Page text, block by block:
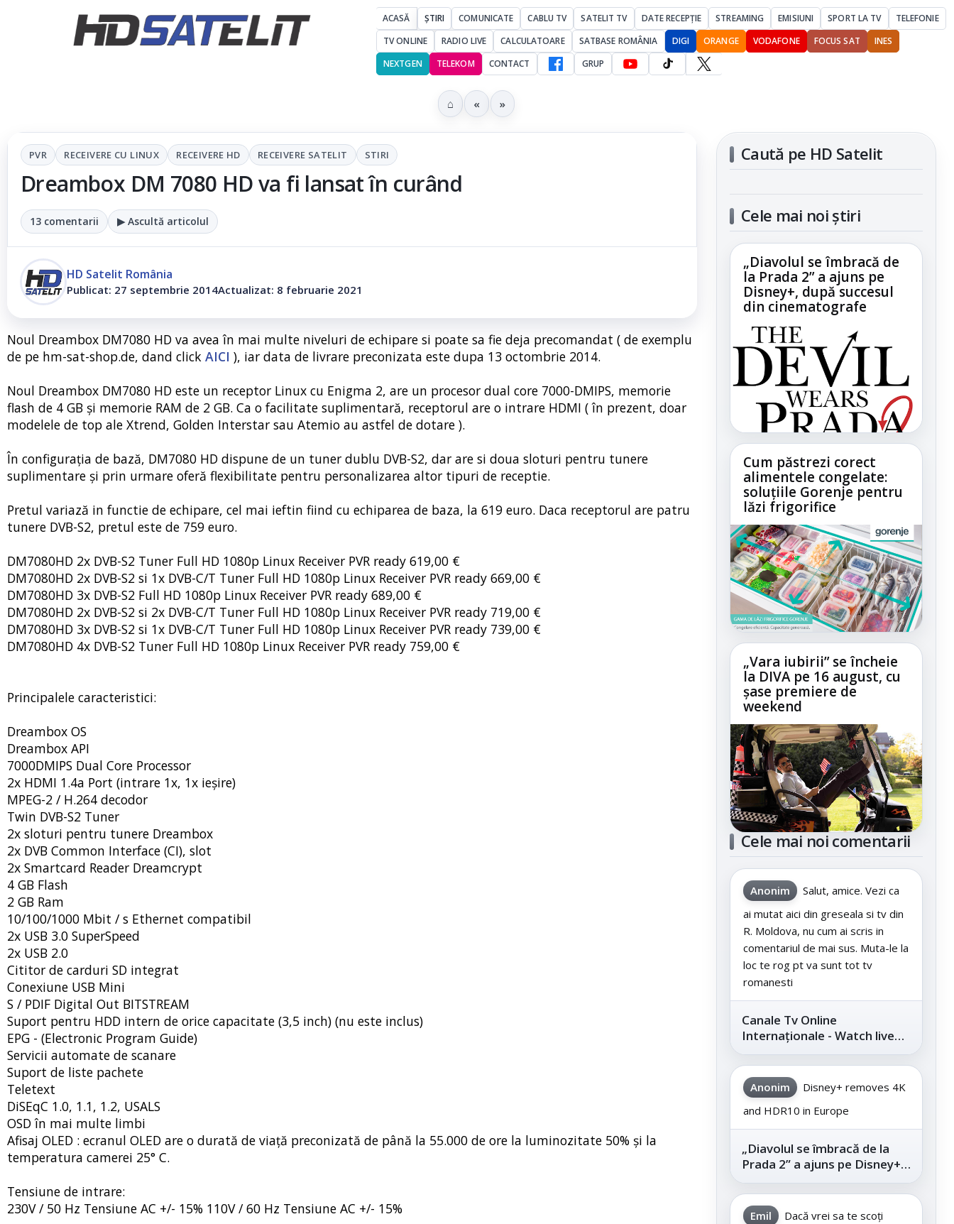
ACASĂ ȘTIRI COMUNICATE CABLU TV SATELIT TV DATE RECEPȚIE STREAMING EMISIUNI SPORT LA TV
TELEFONIE
TV ONLINE
RADIO LIVE CALCULATOARE SATBASE ROMÂNIA DIGI ORANGE VODAFONE FOCUS SAT
INES
NEXTGEN
TELEKOM CONTACT GRUP
⌂ « »
PVR RECEIVERE CU LINUX RECEIVERE HD RECEIVERE SATELIT STIRI
Dreambox DM 7080 HD va fi lansat în curând
13 comentarii ▶ Ascultă articolul
HD Satelit România
Publicat: 27 septembrie 2014Actualizat: 8 februarie 2021
Noul Dreambox DM7080 HD va avea în mai multe niveluri de echipare si poate sa fie deja precomandat ( de exemplu
de pe hm-sat-shop.de, dand click AICI ), iar data de livrare preconizata este dupa 13 octombrie 2014.
Noul Dreambox DM7080 HD este un receptor Linux cu Enigma 2, are un procesor dual core 7000-DMIPS, memorie
flash de 4 GB și memorie RAM de 2 GB. Ca o facilitate suplimentară, receptorul are o intrare HDMI ( în prezent, doar
modelele de top ale Xtrend, Golden Interstar sau Atemio au astfel de dotare ).
În configurația de bază, DM7080 HD dispune de un tuner dublu DVB-S2, dar are si doua sloturi pentru tunere
suplimentare și prin urmare oferă flexibilitate pentru personalizarea altor tipuri de receptie.
Pretul variază in functie de echipare, cel mai ieftin fiind cu echiparea de baza, la 619 euro. Daca receptorul are patru
tunere DVB-S2, pretul este de 759 euro.
DM7080HD 2x DVB-S2 Tuner Full HD 1080p Linux Receiver PVR ready 619,00 €
DM7080HD 2x DVB-S2 si 1x DVB-C/T Tuner Full HD 1080p Linux Receiver PVR ready 669,00 €
DM7080HD 3x DVB-S2 Full HD 1080p Linux Receiver PVR ready 689,00 €
DM7080HD 2x DVB-S2 si 2x DVB-C/T Tuner Full HD 1080p Linux Receiver PVR ready 719,00 €
DM7080HD 3x DVB-S2 si 1x DVB-C/T Tuner Full HD 1080p Linux Receiver PVR ready 739,00 €
DM7080HD 4x DVB-S2 Tuner Full HD 1080p Linux Receiver PVR ready 759,00 €
Principalele caracteristici:
Dreambox OS
Dreambox API
7000DMIPS Dual Core Processor
2x HDMI 1.4a Port (intrare 1x, 1x ieșire)
MPEG-2 / H.264 decodor
Twin DVB-S2 Tuner
2x sloturi pentru tunere Dreambox
2x DVB Common Interface (CI), slot
2x Smartcard Reader Dreamcrypt
4 GB Flash
2 GB Ram
10/100/1000 Mbit / s Ethernet compatibil
2x USB 3.0 SuperSpeed
2x USB 2.0
Cititor de carduri SD integrat
Conexiune USB Mini
S / PDIF Digital Out BITSTREAM
Suport pentru HDD intern de orice capacitate (3,5 inch) (nu este inclus)
EPG - (Electronic Program Guide)
Servicii automate de scanare
Suport de liste pachete
Teletext
DiSEqC 1.0, 1.1, 1.2, USALS
OSD în mai multe limbi
Afisaj OLED : ecranul OLED are o durată de viață preconizată de până la 55.000 de ore la luminozitate 50% și la
temperatura camerei 25° C.
Tensiune de intrare:
230V / 50 Hz Tensiune AC +/- 15% 110V / 60 Hz Tensiune AC +/- 15%
Caută pe HD Satelit
Cele mai noi știri
„Diavolul se îmbracă de
la Prada 2” a ajuns pe
Disney+, după succesul
din cinematografe
Cum păstrezi corect
alimentele congelate:
soluțiile Gorenje pentru
lăzi frigorifice
„Vara iubirii” se încheie
la DIVA pe 16 august, cu
șase premiere de
weekend
Cele mai noi comentarii
Anonim
Salut, amice. Vezi ca
ai mutat aici din greseala si tv din
R. Moldova, nu cum ai scris in
comentariul de mai sus. Muta-le la
loc te rog pt va sunt tot tv
romanesti
Canale Tv Online
Internaționale - Watch live
channels legally
Anonim
Disney+ removes 4K
and HDR10 in Europe
„Diavolul se îmbracă de la
Prada 2” a ajuns pe Disney+,
după succesul din
cinematografe
Emil
Dacă vrei sa te scoți